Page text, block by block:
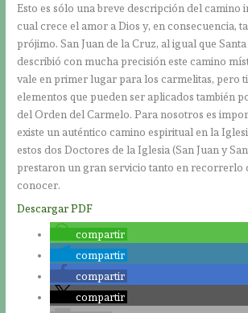
Esto es sólo una breve descripción del camino
cual crece el amor a Dios y, en consecuencia,
prójimo. San Juan de la Cruz, al igual que
describió con mucha precisión este camino
vale en primer lugar para los carmelitas, pero
elementos que pueden ser aplicados también
del Orden del Carmelo. Para nosotros es
existe un auténtico camino espiritual en la
estos dos Doctores de la Iglesia (San Juan y
prestaron un gran servicio tanto en recorrerlo
conocer.
Descargar PDF
compartir
compartir
compartir
compartir